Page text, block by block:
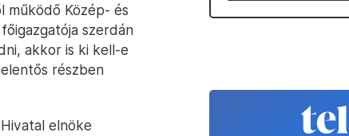
működő Közép- és
szerdán
akkor is ki kell-e
részben
elnöke